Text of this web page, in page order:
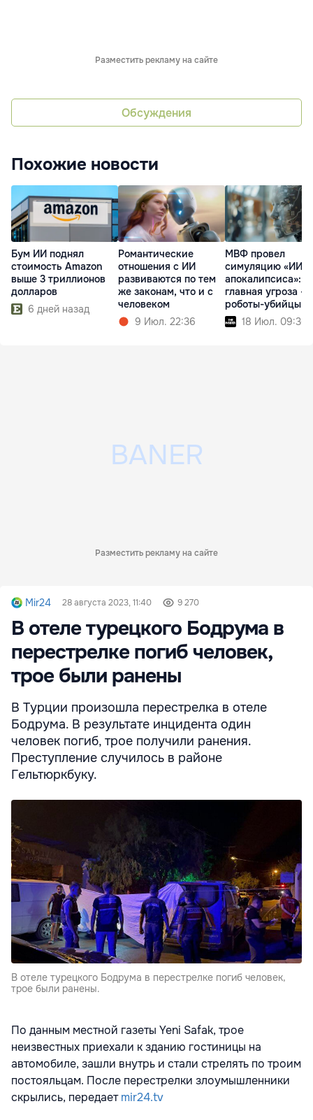
Разместить рекламу на сайте
Обсуждения
Похожие новости
Бум ИИ поднял
стоимость Amazon
выше 3 триллионов
долларов
6 дней назад
Романтические
отношения с ИИ
развиваются по тем
же законам, что и с
человеком
9 Июл. 22:36
МВФ провел
симуляцию «ИИ-
апокалипсиса»:
главная угроза -
роботы-убийцы
18 Июл. 09:36
Разместить рекламу на сайте
Mir24 28 августа 2023, 11:40 9 270
В отеле турецкого Бодрума в
перестрелке погиб человек,
трое были ранены
В Турции произошла перестрелка в отеле
Бодрума. В результате инцидента один
человек погиб, трое получили ранения.
Преступление случилось в районе
Гельтюркбуку.
В отеле турецкого Бодрума в перестрелке погиб человек,
трое были ранены.
По данным местной газеты Yeni Safak, трое
неизвестных приехали к зданию гостиницы на
автомобиле, зашли внутрь и стали стрелять по троим
постояльцам. После перестрелки злоумышленники
скрылись, передаетmir24.tv